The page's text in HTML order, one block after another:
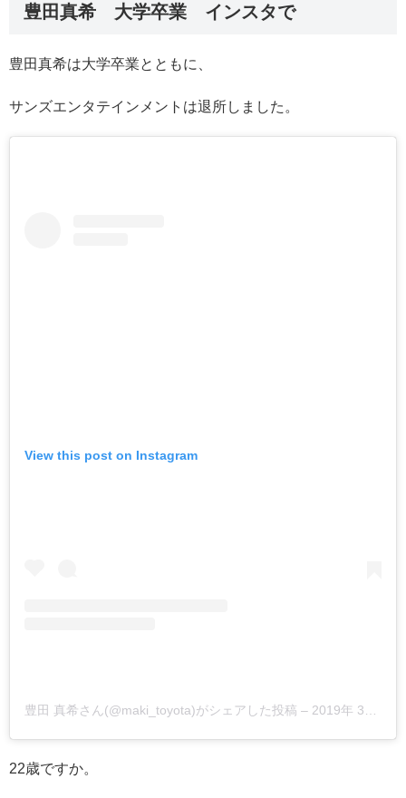
豊田真希 大学卒業 インスタで
豊田真希は大学卒業とともに、
サンズエンタテインメントは退所しました。
View this post on Instagram
豊田 真希さん(@maki_toyota)がシェアした投稿 – 2019年 3月月23日午後10時32分PDT
22歳ですか。